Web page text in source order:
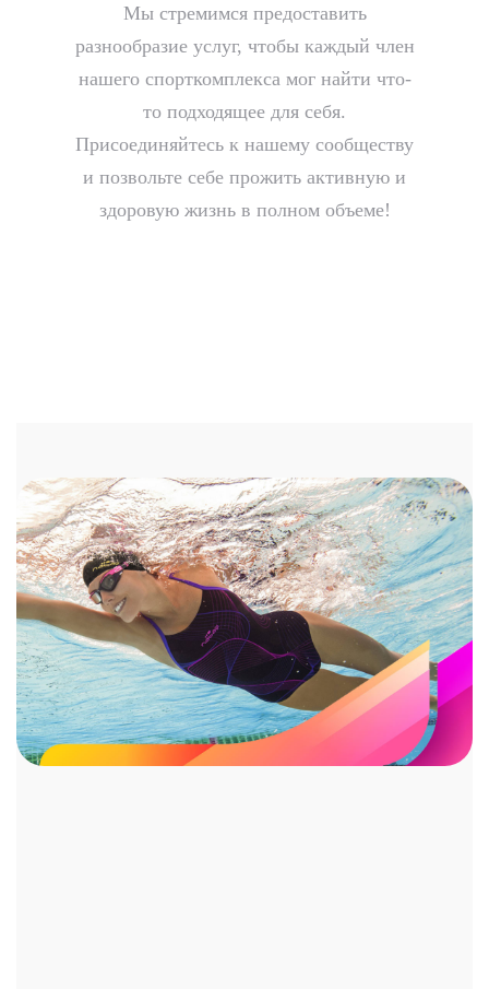
Мы стремимся предоставить
разнообразие услуг, чтобы каждый член
нашего спорткомплекса мог найти что-
то подходящее для себя.
Присоединяйтесь к нашему сообществу
и позвольте себе прожить активную и
здоровую жизнь в полном объеме!